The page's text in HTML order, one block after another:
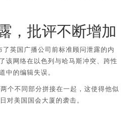
，批评不断增加
了英国广播公司前标准顾问泄露的内
该网络在以色列与哈马斯冲突、跨性
中的编辑失误。
个不同部分拼接在一起，这使得他似
对美国国会大厦的袭击。